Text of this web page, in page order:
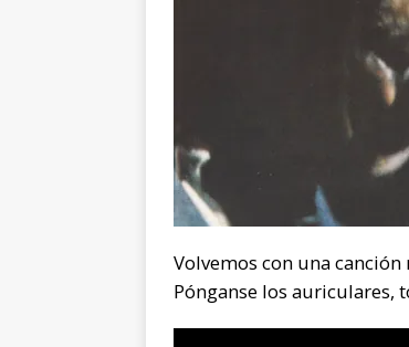
Volvemos con una
Pónganse los auriculares,